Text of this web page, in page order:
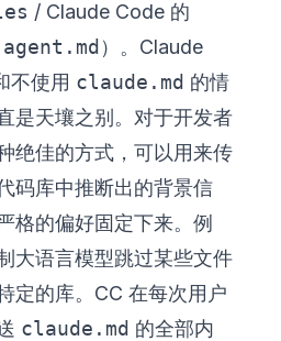
/ Claude Code 的
agent.md ）。Claude
不使用 claude.md 的情
是天壤之别。对于开发者
绝佳的方式，可以用来传
码库中推断出的背景信
格的偏好固定下来。例
大语言模型跳过某些文件
定的库。CC 在每次用户
claude.md 的全部内